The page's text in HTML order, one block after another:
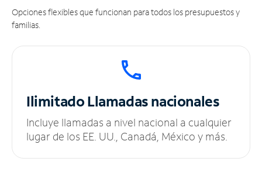
Opciones flexibles que funcionan para todos los presupuestos y
familias.
IlimitadoLlamadas nacionales
Incluye llamadas a nivel nacional a cualquier
lugar de los EE. UU., Canadá, México y más.